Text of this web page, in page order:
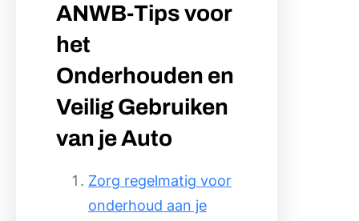
ANWB-Tips voor
het
Onderhouden en
Veilig Gebruiken
van je Auto
Zorg regelmatig voor
onderhoud aan je